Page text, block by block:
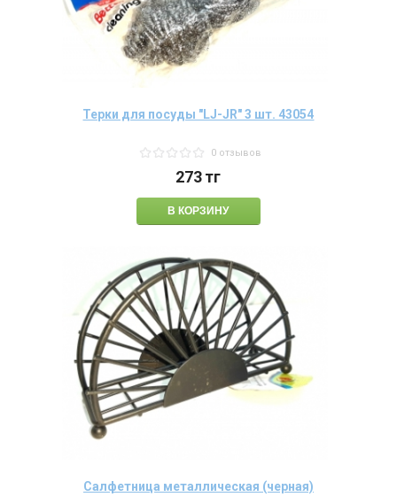
Терки для посуды "LJ-JR" 3 шт. 43054
0 отзывов
273тг
Салфетница металлическая (черная)